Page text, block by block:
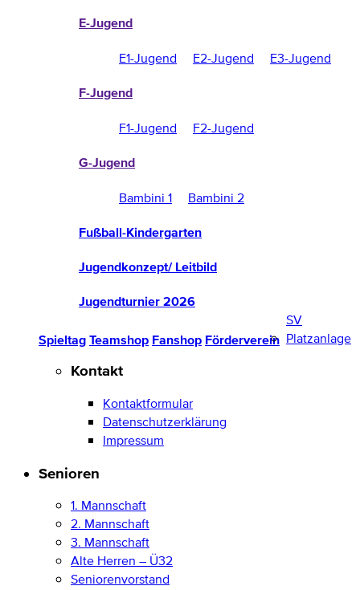
E-Jugend
E1-Jugend E2-Jugend E3-Jugend
F-Jugend
F1-Jugend F2-Jugend
G-Jugend
Bambini 1 Bambini 2
Fußball-Kindergarten
Jugendkonzept/ Leitbild
Jugendturnier 2026
Spieltag Teamshop Fanshop Förderverein
SV
Platzanlage
Kontakt
Kontaktformular
Datenschutzerklärung
Impressum
Senioren
1. Mannschaft
2. Mannschaft
3. Mannschaft
Alte Herren – Ü32
Seniorenvorstand